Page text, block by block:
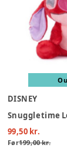
DISNEY
Snuggletime
99,50 kr.
Før199,00 kr.